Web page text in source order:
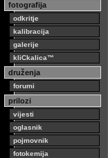
fotografija
odkritje
kalibracija
galerije
kliCkalica™
druženja
forumi
prilozi
vijesti
oglasnik
pojmovnik
fotokemija